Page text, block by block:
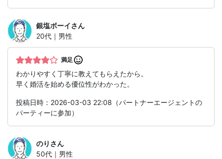
銀塩ボーイさん
20代｜男性
満足
わかりやすく丁寧に教えてもらえたから。
早く婚活を始める優位性がわかった。
投稿日時：2026-03-03 22:08（パートナーエージェントの
パーティーに参加）
のり さん
50代｜男性